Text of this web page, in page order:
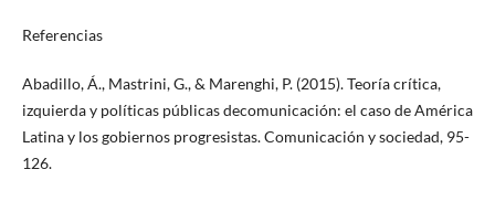
Referencias
Abadillo, Á., Mastrini, G., & Marenghi, P. (2015). Teoría crítica,
izquierda y políticas públicas decomunicación: el caso de América
Latina y los gobiernos progresistas. Comunicación y sociedad, 95-
126.